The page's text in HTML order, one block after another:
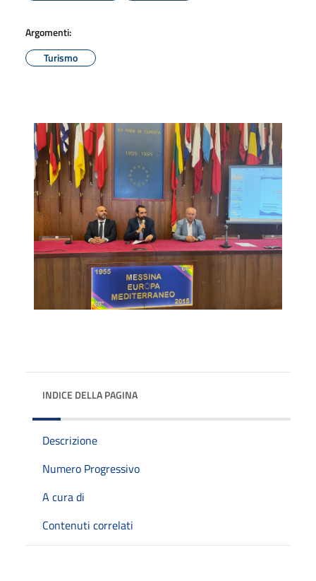
Argomenti:
Turismo
INDICE DELLA PAGINA
Descrizione
Numero Progressivo
A cura di
Contenuti correlati